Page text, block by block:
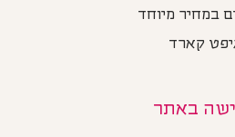
במחיר מיוחד
קארד
באתר